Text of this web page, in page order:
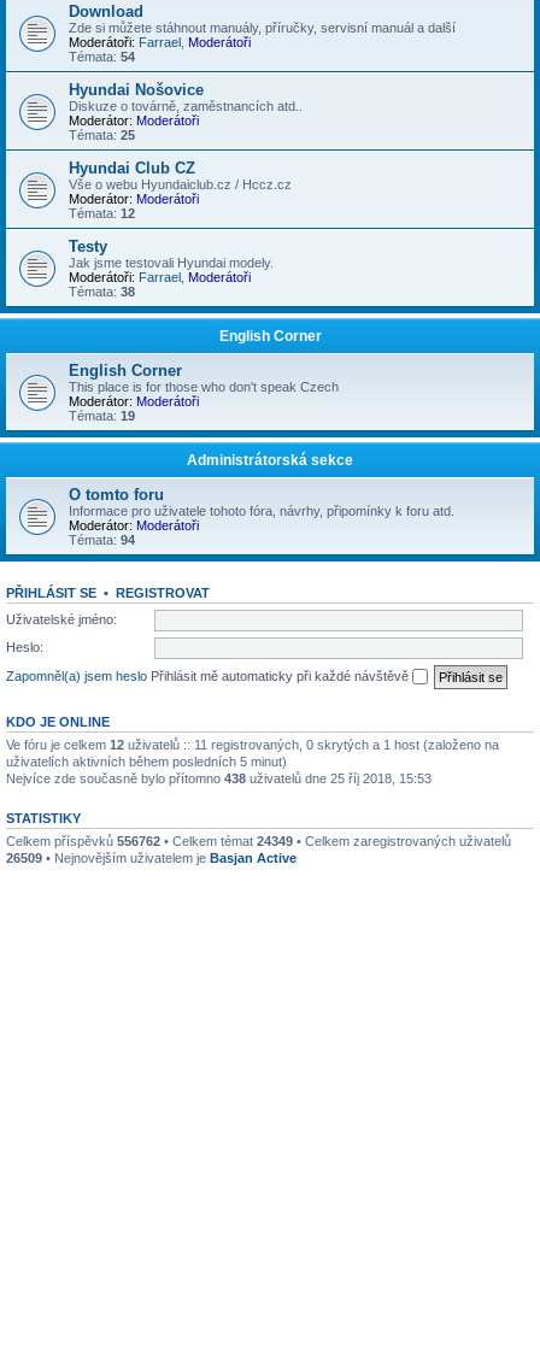
Download
Zde si můžete stáhnout manuály, příručky, servisní manuál a další
Moderátoři: Farrael Moderátoři
Témata: 54
Hyundai Nošovice
Diskuze o továrně, zaměstnancích atd..
Moderátor: Moderátoři
Témata: 25
Hyundai Club CZ
Vše o webu Hyundaiclub.cz / Hccz.cz
Moderátor: Moderátoři
Témata: 12
Testy
Jak jsme testovali Hyundai modely.
Moderátoři: Farrael Moderátoři
Témata: 38
English Corner
English Corner
This place is for those who don't speak Czech
Moderátor: Moderátoři
Témata: 19
Administrátorská sekce
O tomto foru
Informace pro uživatele tohoto fóra, návrhy, připomínky k foru atd.
Moderátor: Moderátoři
Témata: 94
PŘIHLÁSIT SE • REGISTROVAT
Uživatelské jméno:
Heslo:
Zapomněl(a) jsem heslo Přihlásit mě automaticky při každé návštěvě
KDO JE ONLINE
Ve fóru je celkem 12 uživatelů :: 11 registrovaných, 0 skrytých a 1 host (založeno na
uživatelích aktivních během posledních 5 minut)
Nejvíce zde současně bylo přítomno 438 uživatelů dne 25 říj 2018, 15:53
STATISTIKY
Celkem příspěvků 556762 • Celkem témat 24349 • Celkem zaregistrovaných uživatelů
26509 • Nejnovějším uživatelem je Basjan Active